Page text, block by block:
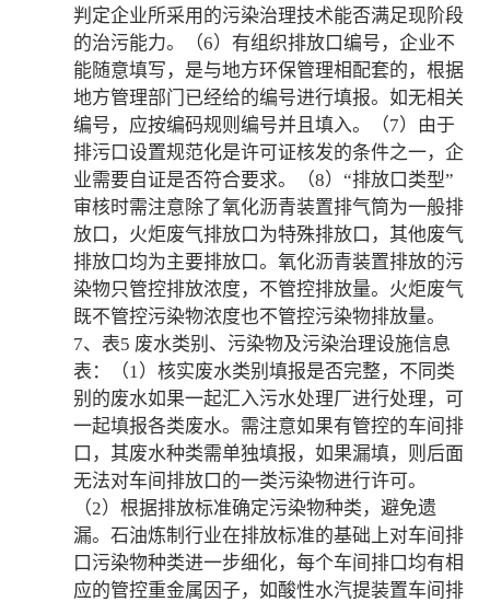
判定企业所采用的污染治理技术能否满足现阶段
的治污能力。（6）有组织排放口编号，企业不
能随意填写，是与地方环保管理相配套的，根据
地方管理部门已经给的编号进行填报。如无相关
编号，应按编码规则编号并且填入。（7）由于
排污口设置规范化是许可证核发的条件之一，企
业需要自证是否符合要求。（8）“排放口类型”
审核时需注意除了氧化沥青装置排气筒为一般排
放口，火炬废气排放口为特殊排放口，其他废气
排放口均为主要排放口。氧化沥青装置排放的污
染物只管控排放浓度，不管控排放量。火炬废气
既不管控污染物浓度也不管控污染物排放量。
7、表5 废水类别、污染物及污染治理设施信息
表：（1）核实废水类别填报是否完整，不同类
别的废水如果一起汇入污水处理厂进行处理，可
一起填报各类废水。需注意如果有管控的车间排
口，其废水种类需单独填报，如果漏填，则后面
无法对车间排放口的一类污染物进行许可。
（2）根据排放标准确定污染物种类，避免遗
漏。石油炼制行业在排放标准的基础上对车间排
口污染物种类进一步细化，每个车间排口均有相
应的管控重金属因子，如酸性水汽提装置车间排